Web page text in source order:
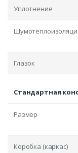
Уплотнение
Глазок
Стандартная
Размер
Коробка (каркас)